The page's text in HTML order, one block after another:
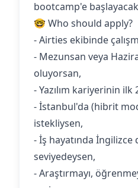
bootcamp'e
🤓 Who should apply?
- Airties ekibinde
- Mezunsan veya
oluyorsan,
- Yazılım kariyerinin ilk
- İstanbul'da (hibrit
istekliysen,
- İş hayatında
seviyedeysen,
- Araştırmayı,